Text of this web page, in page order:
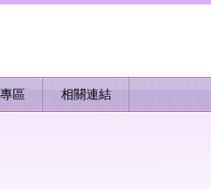
區 相關連結